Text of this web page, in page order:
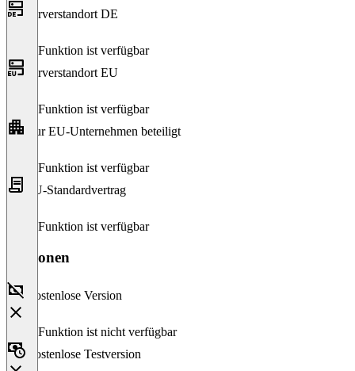
Serverstandort DE
Diese Funktion ist verfügbar
Serverstandort EU
Diese Funktion ist verfügbar
Nur EU-Unternehmen beteiligt
Diese Funktion ist verfügbar
EU-Standardvertrag
Diese Funktion ist verfügbar
Versionen
Kostenlose Version
Diese Funktion ist nicht verfügbar
Kostenlose Testversion